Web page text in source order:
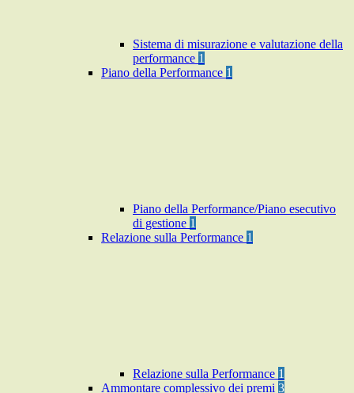
Sistema di misurazione e valutazione della
performance 1
Piano della Performance 1
Piano della Performance/Piano esecutivo
di gestione 1
Relazione sulla Performance 1
Relazione sulla Performance 1
Ammontare complessivo dei premi 3